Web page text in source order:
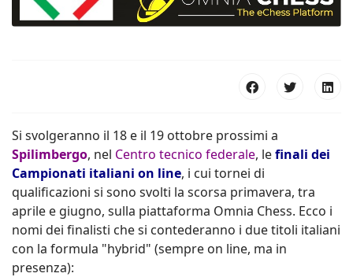
Si svolgeranno il 18 e il 19 ottobre prossimi a
Spilimbergo, nel Centro tecnico federale, lefinali dei
Campionati italiani on line, i cui tornei di
qualificazioni si sono svolti la scorsa primavera, tra
aprile e giugno, sulla piattaforma Omnia Chess. Ecco i
nomi dei finalisti che si contederanno i due titoli italiani
con la formula "hybrid" (sempre on line, ma in
presenza):